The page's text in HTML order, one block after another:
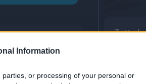
Information
or processing of your personal or
Tutte